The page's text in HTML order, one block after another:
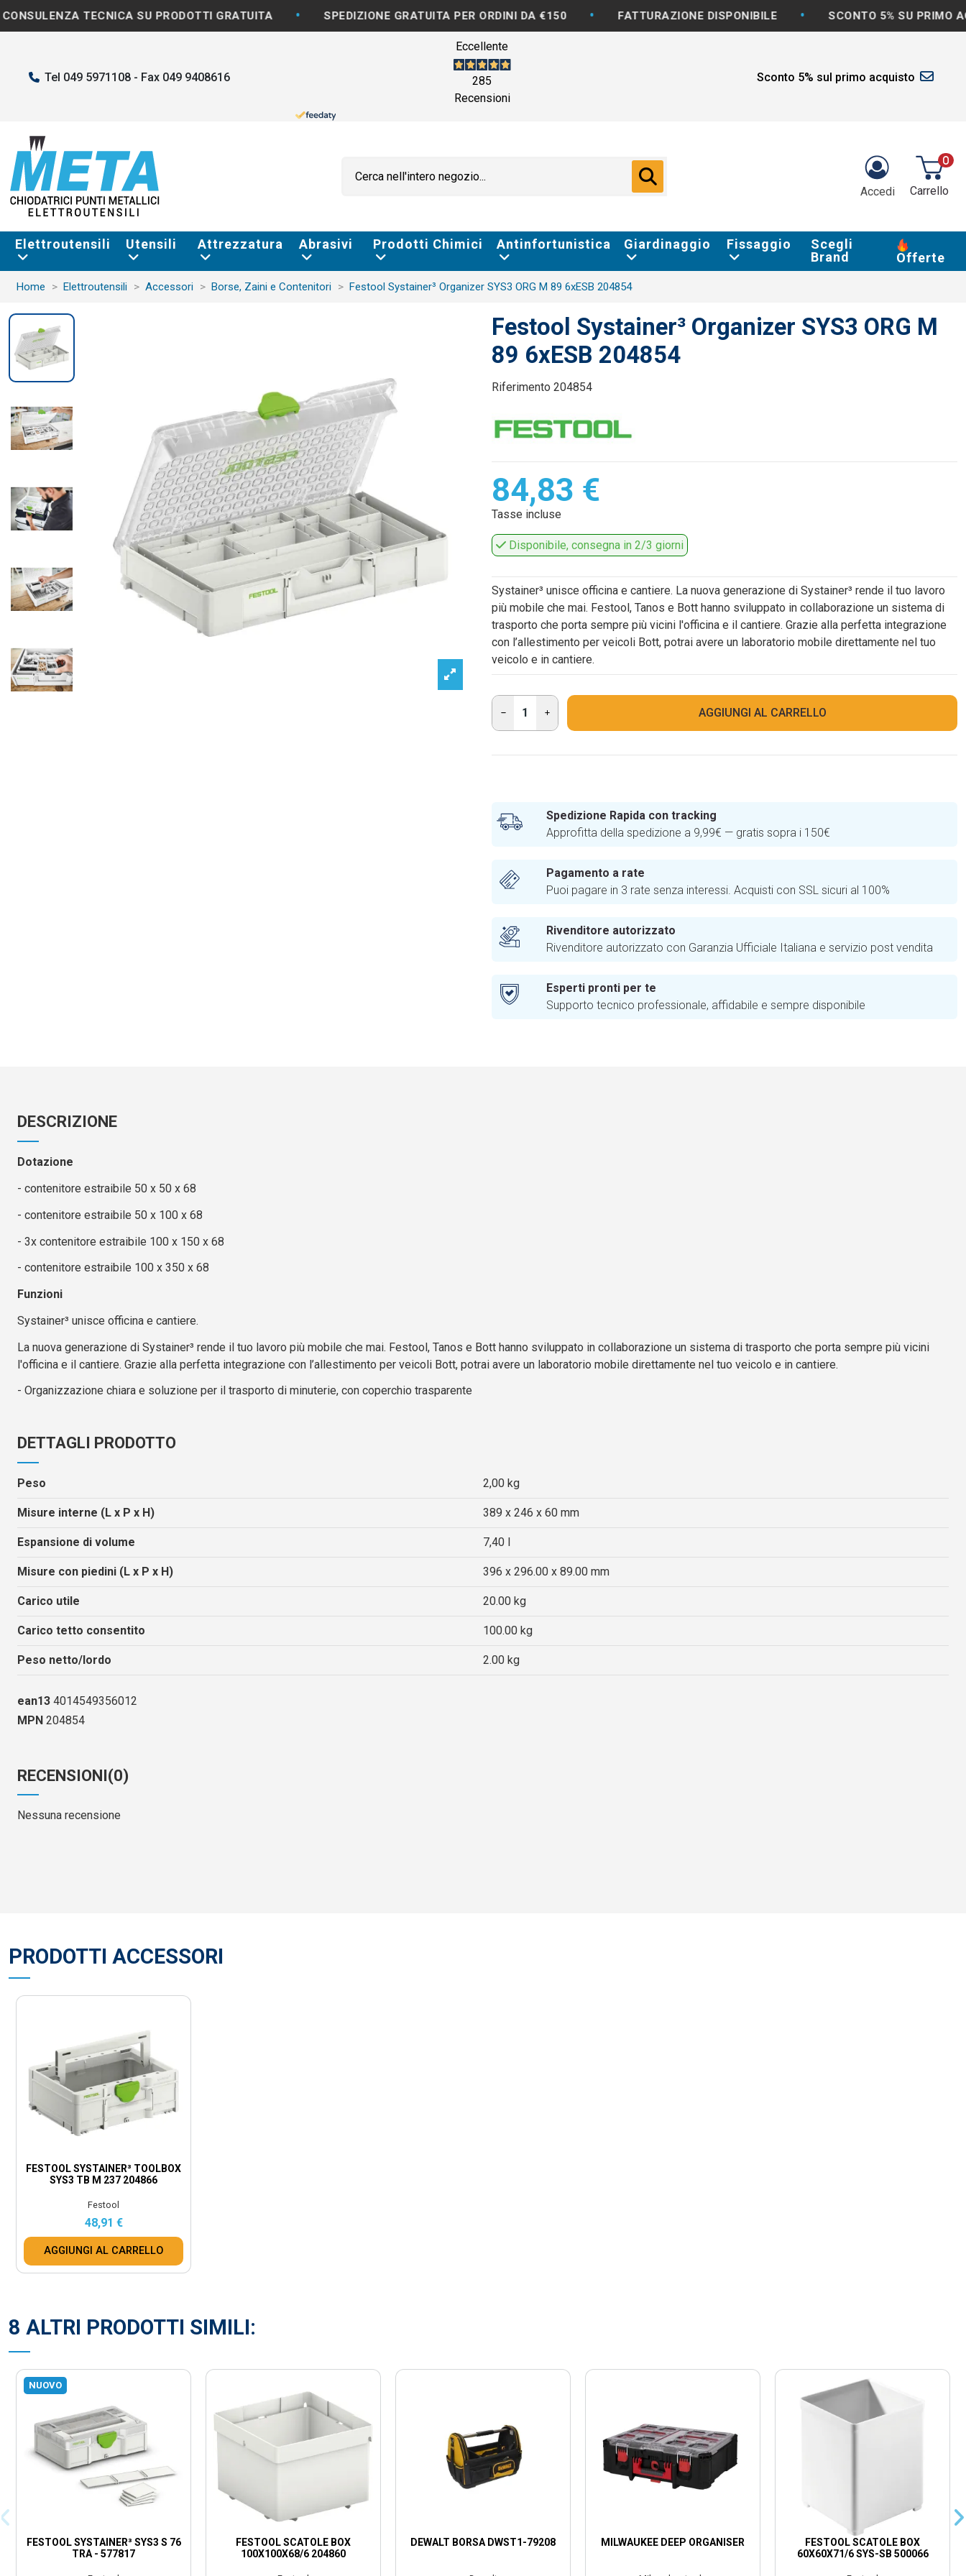
TECNICA SU PRODOTTI GRATUITA • SPEDIZIONE GRATUITA PER ORDINI DA €150 • FATTURAZIONE DISPONIBILE • SCONTO 5% SU PRIMO ACQUISTO
Tel 049 5971108 - Fax 049 9408616
Eccellente
285
Recensioni
Sconto 5% sul primo acquisto
Accedi
0
Carrello
Elettroutensili Utensili Attrezzatura Abrasivi Prodotti Chimici Antinfortunistica Giardinaggio Fissaggio
Scegli
Brand
Offerte
Home Elettroutensili Accessori Borse, Zaini e Contenitori Festool Systainer³ Organizer SYS3 ORG M 89 6xESB 204854
Festool Systainer³ Organizer SYS3 ORG M
89 6xESB 204854
Riferimento 204854
84,83 €
Tasse incluse
Disponibile, consegna in 2/3 giorni
Systainer³ unisce officina e cantiere. La nuova generazione di Systainer³ rende il tuo lavoro
più mobile che mai. Festool, Tanos e Bott hanno sviluppato in collaborazione un sistema di
trasporto che porta sempre più vicini l'officina e il cantiere. Grazie alla perfetta integrazione
con l’allestimento per veicoli Bott, potrai avere un laboratorio mobile direttamente nel tuo
veicolo e in cantiere.
AGGIUNGI AL CARRELLO
Spedizione Rapida con tracking
Approfitta della spedizione a 9,99€ — gratis sopra i 150€
Pagamento a rate
Puoi pagare in 3 rate senza interessi. Acquisti con SSL sicuri al 100%
Rivenditore autorizzato
Rivenditore autorizzato con Garanzia Ufficiale Italiana e servizio post vendita
Esperti pronti per te
Supporto tecnico professionale, affidabile e sempre disponibile
DESCRIZIONE
Dotazione
- contenitore estraibile 50 x 50 x 68
- contenitore estraibile 50 x 100 x 68
- 3x contenitore estraibile 100 x 150 x 68
- contenitore estraibile 100 x 350 x 68
Funzioni
Systainer³ unisce officina e cantiere.
La nuova generazione di Systainer³ rende il tuo lavoro più mobile che mai. Festool, Tanos e Bott hanno sviluppato in collaborazione un sistema di trasporto che porta sempre più vicini
l'officina e il cantiere. Grazie alla perfetta integrazione con l’allestimento per veicoli Bott, potrai avere un laboratorio mobile direttamente nel tuo veicolo e in cantiere.
- Organizzazione chiara e soluzione per il trasporto di minuterie, con coperchio trasparente
DETTAGLI PRODOTTO
Peso 2,00 kg
Misure interne (L x P x H) 389 x 246 x 60 mm
Espansione di volume 7,40 l
Misure con piedini (L x P x H) 396 x 296.00 x 89.00 mm
Carico utile 20.00 kg
Carico tetto consentito 100.00 kg
Peso netto/lordo 2.00 kg
ean13 4014549356012
MPN 204854
RECENSIONI(0)
Nessuna recensione
PRODOTTI ACCESSORI
FESTOOL SYSTAINER³ TOOLBOX
SYS3 TB M 237 204866
Festool
48,91 €
AGGIUNGI AL CARRELLO
8 ALTRI PRODOTTI SIMILI:
NUOVO
FESTOOL SYSTAINER³ SYS3 S 76
TRA - 577817
FESTOOL SCATOLE BOX
100X100X68/6 204860
DEWALT BORSA DWST1-79208 MILWAUKEE DEEP ORGANISER
FESTOOL SCATOLE BOX
60X60X71/6 SYS-SB 500066